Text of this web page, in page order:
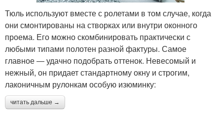
Тюль используют вместе с ролетами в том случае, когда
они смонтированы на створках или внутри оконного
проема. Его можно скомбинировать практически с
любыми типами полотен разной фактуры. Самое
главное ― удачно подобрать оттенок. Невесомый и
нежный, он придает стандартному окну и строгим,
лаконичным рулонкам особую изюминку:
читать дальше →